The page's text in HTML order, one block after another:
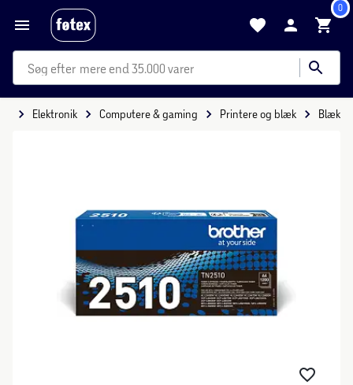
0
mere end 35.000 varer
Elektronik Computere & gaming Printere og blæk Blæk